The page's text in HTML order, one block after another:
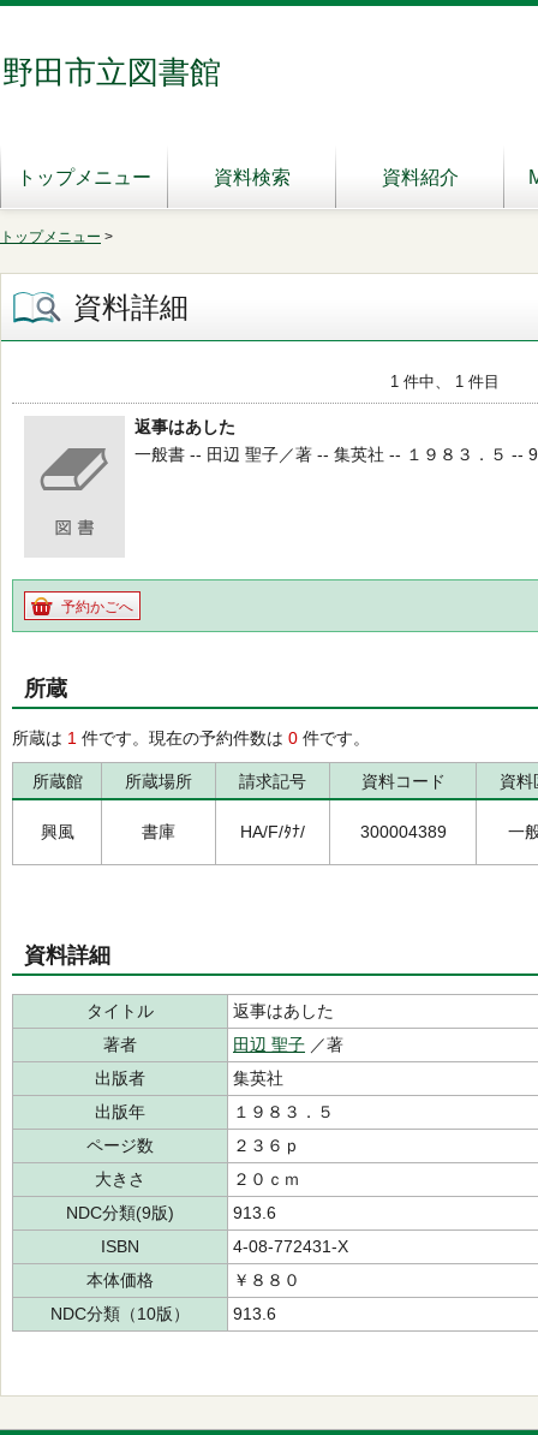
野田市立図書館
トップメニュー 資料検索 資料紹介
トップメニュー >
資料詳細
1 件中、 1 件目
返事はあした
一般書 -- 田辺 聖子／著 -- 集英社 -- １９８３．５ --
予約かごへ
所蔵
所蔵は 1 件です。現在の予約件数は 0 件です。
所蔵館 所蔵場所 請求記号 資料コード 資料
興風 書庫 HA/F/ﾀﾅ/ 300004389 一
資料詳細
タイトル
返事はあした
著者
田辺 聖子 ／著
出版者
集英社
出版年
１９８３．５
ページ数
２３６ｐ
大きさ
２０ｃｍ
NDC分類(9版)
913.6
ISBN
4-08-772431-X
本体価格
￥８８０
NDC分類（10版）
913.6